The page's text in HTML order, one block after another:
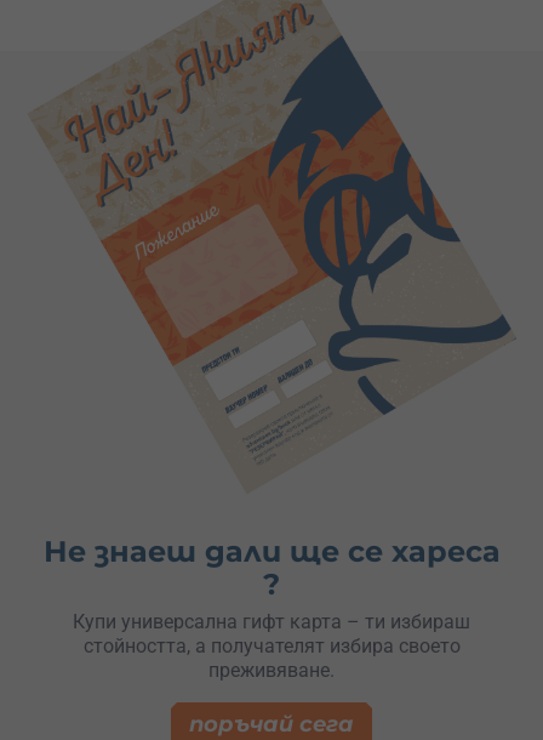
Не знаеш дали ще се хареса
?
Купи универсална гифт карта – ти избираш
стойността, а получателят избира своето
преживяване.
поръчай сега